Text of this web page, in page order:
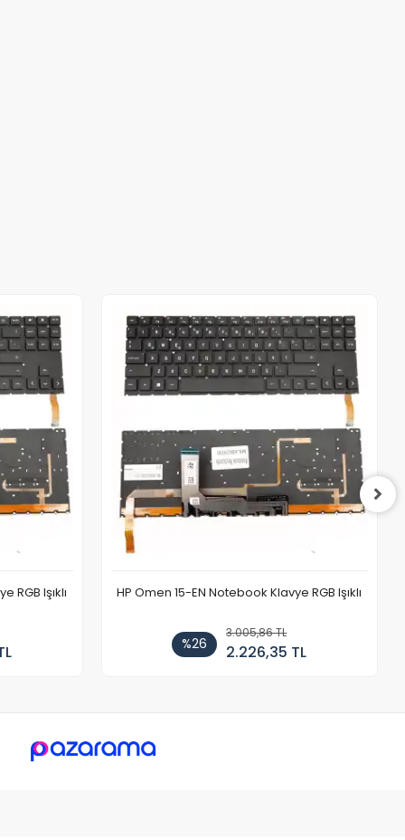
RGB Işıklı HP Omen 15-EN Notebook Klavye RGB Işıklı
%26
3.005,86 TL
2.226,35 TL